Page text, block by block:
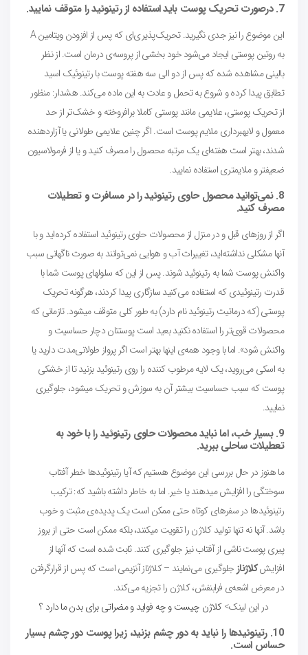
7. درصورت تحریک پوست باید استفاده از رتینوئید را متوقف نمایید.
این موضوع را نیز جدی نگیرید. تحریک‌پذیری‌ای که پس از افزودن ویتامین A
به روتین پوستی ایجاد می‌شود خود بخشی از پروسه‌ی درمان است. از نظر
بالینی مشاهده شده که پس از دو الی سه هفته پوست با رتینوئیک اسید
تطابق پیدا کرده و شروع به تحمل و عادت به این ماده می‌کند. هشدار: منظور
از تحریک پوستی، علایمی مانند پوستی کاملا برافروخته و خشک‌تر از حد
معمول و لایه‎برداری ملایم پوست است. اگر چنین علایمی طولانی یا آزاردهنده
شدند، بهتر است هفته‌ای یک مرتبه محصول را مصرف کنید و یا از فرمولاسیون
ضعیفتر و ملایمتری استفاده نمایید.
8. نمی‌توانید محصول حاوی رتینوئید را در مسافرت و تعطیلات
مصرف کنید.
اگر از روزهای قبل و در منزل از محصولات حاوی رتینوئید استفاده کرده‌اید و با
آنها مشکلی نداشته‌اید، تغییرات آب و هوایی نمی‌توانند به صورت ناگهانی سبب
واکنش پوست شما به رتینوئید ‌شوند. پس از این که سلولهای پوست شما با
قدرت رتینوئیدی که استفاده می‌کنید سازگاری پیدا کردند، هرگونه تحریک
پوستی (که درماتیت رتینوئید نام دارد) به طور کلی متوقف میشود. تازمانی که
محصولات قوی‌تر را استفاده نکنید بعید است پوستتان دچار حساسیت و
واکنش شود». اما با وجود همه‌‌ی اینها بهتر است اگر پرواز طولانی‌مدت دارید یا
به اسکی می‌روید، یک لایه مرطوب کننده را روی رتینوئید بزنید تا از خشکی
پوست که سبب حساسیت بیشتر آن به سوزش و تحریک میشود، جلوگیری
نمایید.
9. بسیار خب، اما نباید محصولات حاوی رتینوئید را با خود به
تعطیلات ساحلی ببرید.
ما هنوز در حال بررسی این موضوع هستیم که آیا رتینوئیدها خطر آفتاب
سوختگی را افزایش میدهند یا خیر. اما به خاطر داشته باشید که: ترکیب
رتینوئیدها در سفرهای کوتاه حتی ممکن است یک پدیده‌ی مثبت و خوب
باشد. آنها نه تنها تولید کلاژن را تقویت میکنند، بلکه ممکن است حتی از بروز
پیری پوست ناشی از آفتاب نیز جلوگیری کنند. ثابت شده است که آنها از
افزایشکلاژناز جلوگیری می‌نمایند – کلاژناز آنزیمی است که پس از قرارگرفتن
در معرض اشعه‌ی فرابنفش، کلاژن را تجزیه می‌کند.
در این لینک>کلاژن چیست و چه فواید و مضراتی برای بدن ما دارد ؟
10. رتینوئیدها را نباید به دور چشم بزنید، زیرا پوست دور چشم بسیار
حساس است.